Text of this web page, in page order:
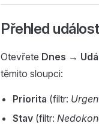
Přehled
Otevřete Dnes →
těmito sloupci:
Priorita (filtr:
Stav (filtr: